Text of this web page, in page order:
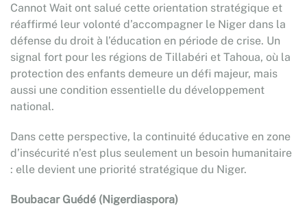
Cannot Wait ont salué cette orientation stratégique et
réaffirmé leur volonté d’accompagner le Niger dans la
défense du droit à l’éducation en période de crise. Un
signal fort pour les régions de Tillabéri et Tahoua, où la
protection des enfants demeure un défi majeur, mais
aussi une condition essentielle du développement
national.
Dans cette perspective, la continuité éducative en zone
d’insécurité n’est plus seulement un besoin humanitaire
: elle devient une priorité stratégique du Niger.
Boubacar Guédé (Nigerdiaspora)